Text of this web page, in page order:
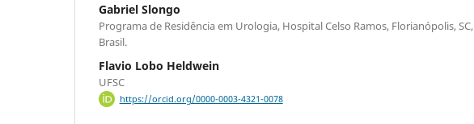
Gabriel Slongo
Programa de Residência em Urologia, Hospital Celso Ramos, Florianópolis, SC,
Brasil.
Flavio Lobo Heldwein
UFSC
https://orcid.org/0000-0003-4321-0078